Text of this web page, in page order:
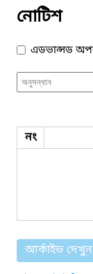
নোটিশ
এডভান্সড
নং
আর্কাইভ দেখুন